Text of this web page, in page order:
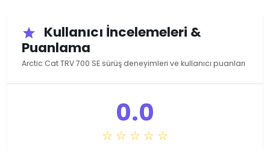
star
Kullanıcı İncelemeleri &
Puanlama
Arctic Cat TRV 700 SE sürüş deneyimleri ve kullanıcı puanları
0.0
☆ ☆ ☆ ☆ ☆